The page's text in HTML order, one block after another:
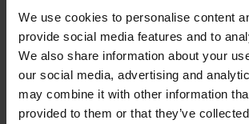
We use cookies to personalise content
provide social media features and to
We also share information about your
our social media, advertising and
may combine it with other information
provided to them or that they’ve